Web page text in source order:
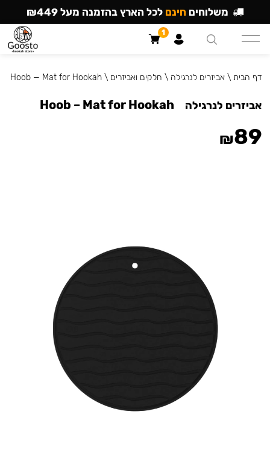
דף הבית \אביזרים לנרגילה \ חלקים ואביזרים \
Hoob — Mat for Hookah
אביזרים לנרגילה Hoob – Mat for Hookah
₪89
משלוחים חינם לכל הארץ בהזמנה מעל ₪449
1